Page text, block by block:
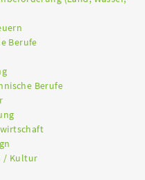
Berufe
Berufe
/ Kultur